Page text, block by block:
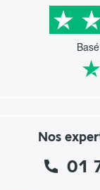
Nos
01